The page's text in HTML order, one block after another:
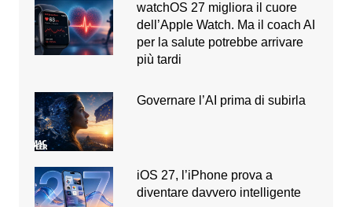
watchOS 27 migliora il cuore
dell’Apple Watch. Ma il coach AI
per la salute potrebbe arrivare
più tardi
Governare l’AI prima di subirla
iOS 27, l’iPhone prova a
diventare davvero intelligente